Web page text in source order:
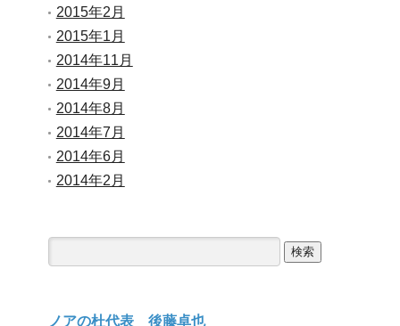
2015年2月
2015年1月
2014年11月
2014年9月
2014年8月
2014年7月
2014年6月
2014年2月
索:
ノアの杜代表 後藤卓也